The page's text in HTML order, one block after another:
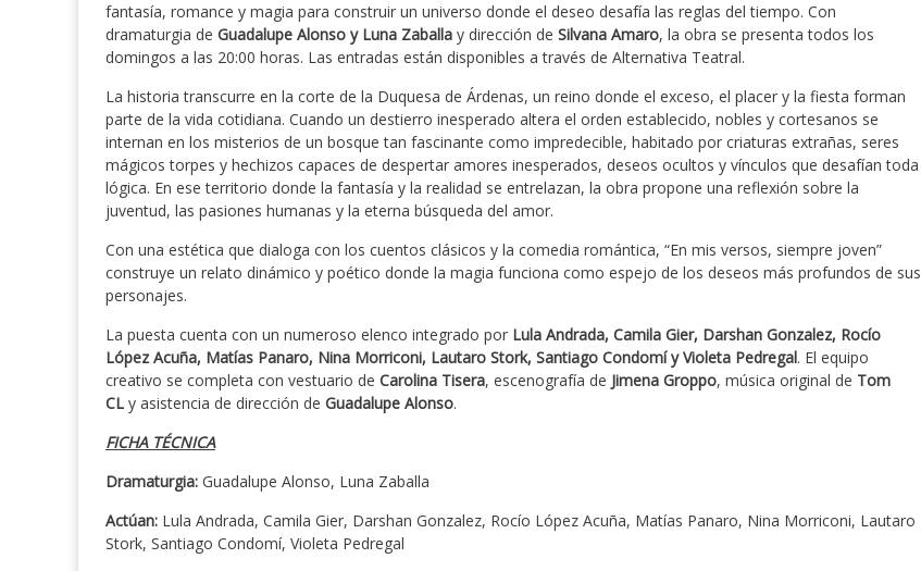
fantasía, romance y magia para construir un universo donde el deseo desafía las reglas del tiempo. Con
dramaturgia de Guadalupe Alonso y Luna Zaballa y dirección de Silvana Amaro, la obra se presenta todos los
domingos a las 20:00 horas. Las entradas están disponibles a través de Alternativa Teatral.
La historia transcurre en la corte de la Duquesa de Árdenas, un reino donde el exceso, el placer y la fiesta forman
parte de la vida cotidiana. Cuando un destierro inesperado altera el orden establecido, nobles y cortesanos se
internan en los misterios de un bosque tan fascinante como impredecible, habitado por criaturas extrañas, seres
mágicos torpes y hechizos capaces de despertar amores inesperados, deseos ocultos y vínculos que desafían toda
lógica. En ese territorio donde la fantasía y la realidad se entrelazan, la obra propone una reflexión sobre la
juventud, las pasiones humanas y la eterna búsqueda del amor.
Con una estética que dialoga con los cuentos clásicos y la comedia romántica, “En mis versos, siempre joven”
construye un relato dinámico y poético donde la magia funciona como espejo de los deseos más profundos de sus
personajes.
La puesta cuenta con un numeroso elenco integrado por Lula Andrada, Camila Gier, Darshan Gonzalez, Rocío
López Acuña, Matías Panaro, Nina Morriconi, Lautaro Stork, Santiago Condomí y Violeta Pedregal. El equipo
creativo se completa con vestuario de Carolina Tisera, escenografía de Jimena Groppo, música original de Tom
CL y asistencia de dirección de Guadalupe Alonso.
FICHA TÉCNICA
Dramaturgia: Guadalupe Alonso, Luna Zaballa
Actúan: Lula Andrada, Camila Gier, Darshan Gonzalez, Rocío López Acuña, Matías Panaro, Nina Morriconi, Lautaro
Stork, Santiago Condomí, Violeta Pedregal